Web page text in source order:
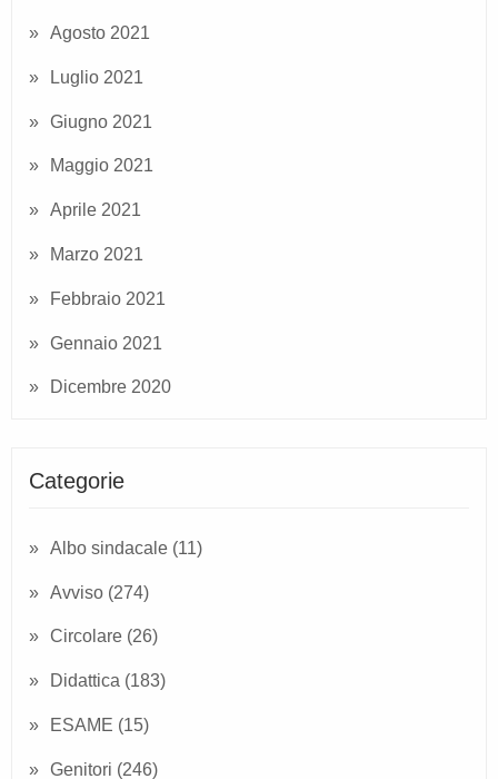
Agosto 2021
Luglio 2021
Giugno 2021
Maggio 2021
Aprile 2021
Marzo 2021
Febbraio 2021
Gennaio 2021
Dicembre 2020
Categorie
Albo sindacale (11)
Avviso (274)
Circolare (26)
Didattica (183)
ESAME (15)
Genitori (246)